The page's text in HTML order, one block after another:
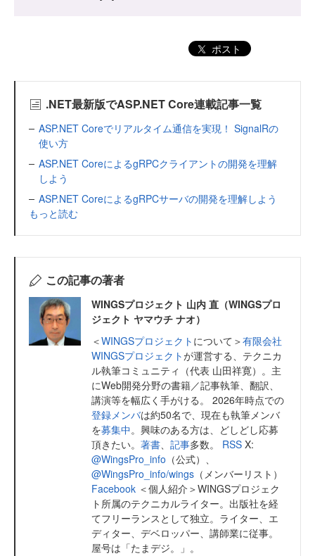
ポスト
.NET最新版でASP.NET Core連載記事一覧
ASP.NET Coreでリアルタイム通信を実現！ SignalRの
使い方
ASP.NET CoreによるgRPCクライアントの開発を理解
しよう
ASP.NET CoreによるgRPCサーバの開発を理解しよう
もっと読む
この記事の著者
WINGSプロジェクト 山内 直（WINGSプロ
ジェクト ヤマウチ ナオ）
＜WINGSプロジェクト について＞有限会社
WINGSプロジェクトが運営する、テクニカ
ル執筆コミュニティ（代表 山田祥寛）。主
にWeb開発分野の書籍／記事執筆、翻訳、
講演等を幅広く手がける。 2026年時点での
登録メンバは約50名で、現在も執筆メンバ
を募集中。興味のある方は、どしどし応募
頂きたい。 著書、 記事多数。 RSS X:
@WingsPro_info （公式）、
@WingsPro_info/wings （メンバーリスト）
Facebook ＜個人紹介＞WINGSプロジェク
ト所属のテクニカルライター。出版社を経
てフリーランスとして独立。ライター、エ
ディター、デベロッパー、講師業に従事。
屋号は「たまデジ。」。